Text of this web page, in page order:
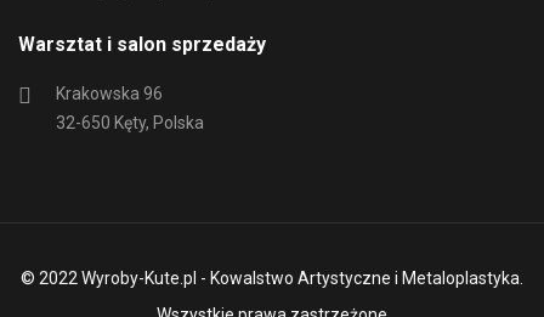
Warsztat i salon sprzedaży
Krakowska 96
32-650 Kęty, Polska
© 2022 Wyroby-Kute.pl - Kowalstwo Artystyczne i Metaloplastyka.